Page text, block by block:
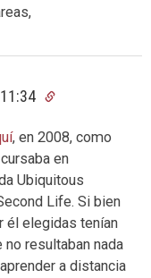
, en 2008, como
en
Ubiquitous
Life. Si bien
él elegidas tenían
resultaban nada
a distancia